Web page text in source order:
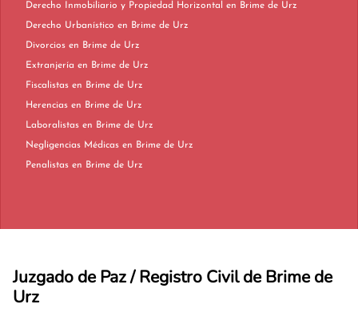
Derecho Inmobiliario y Propiedad Horizontal en Brime de Urz
Derecho Urbanístico en Brime de Urz
Divorcios en Brime de Urz
Extranjería en Brime de Urz
Fiscalistas en Brime de Urz
Herencias en Brime de Urz
Laboralistas en Brime de Urz
Negligencias Médicas en Brime de Urz
Penalistas en Brime de Urz
Juzgado de Paz / Registro Civil de Brime de
Urz